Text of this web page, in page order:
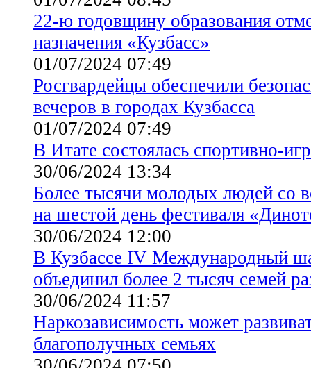
22-ю годовщину образования
назначения «Кузбасс»
01/07/2024 07:49
Росгвардейцы обеспечили
вечеров в городах Кузбасса
01/07/2024 07:49
В Итате состоялась спортивно-
30/06/2024 13:34
Более тысячи молодых людей со
на шестой день фестиваля
30/06/2024 12:00
В Кузбассе IV Международный
объединил более 2 тысяч семей
30/06/2024 11:57
Наркозависимость может
благополучных семьях